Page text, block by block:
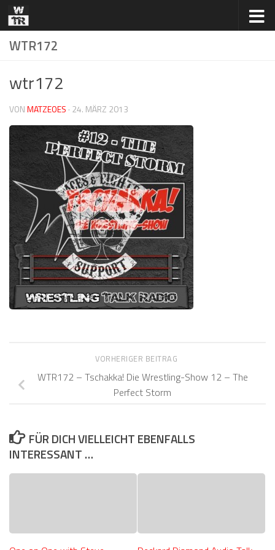
Zum Inhalt springen
WTR172
wtr172
VONMATZEOES · 24. MÄRZ 2013
VORHERIGER BEITRAG
WTR172 – Tschakka! Die Wrestling-Show 12 – The
Perfect Storm
FÜR DICH VIELLEICHT EBENFALLS
INTERESSANT …